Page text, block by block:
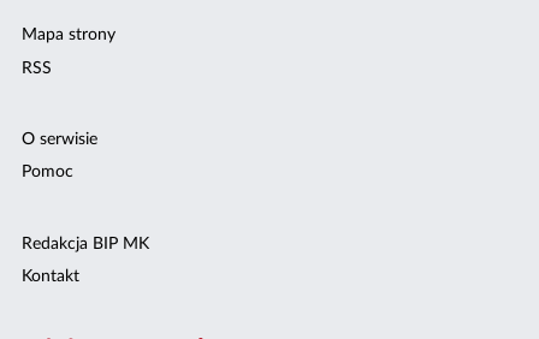
Mapa strony
RSS
O serwisie
Pomoc
Redakcja BIP MK
Kontakt